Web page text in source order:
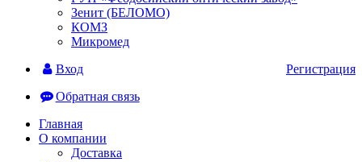
Зенит (БЕЛОМО)
КОМЗ
Микромед
Регистрация
Вход
Обратная связь
Главная
О компании
Доставка